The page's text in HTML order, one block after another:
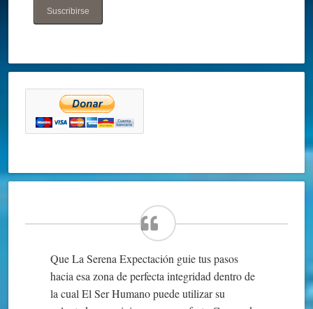
Suscribirse
Que La Serena Expectación guie tus pasos
hacia esa zona de perfecta integridad dentro de
la cual El Ser Humano puede utilizar su